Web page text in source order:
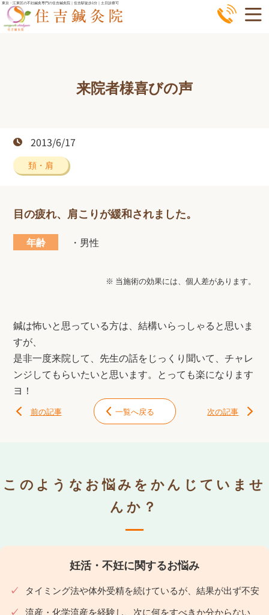
コ
ン
東京・江東区の不妊鍼灸専門の住吉鍼灸院｜住吉駅徒歩1分｜土日診療可
来院者様喜びの声
2013/6/17
頚・肩
目の疲れ、肩こりが緩和されました。
年齢 ・男性
※ 当施術の効果には、個人差があります。
鍼は怖いと思っている方は、結構いらっしゃると思いま
すが、
是非一度来院して、先生の話をじっくり聞いて、チャレ
ンジしてもらいたいと思います。とっても楽になります
ヨ！
前の記事 一覧へ戻る 次の記事
このようなお悩みをかんじていませ
んか？
妊活・不妊に関するお悩み
タイミング法や体外受精を続けているが、結果が出ず不安
流産・化学流産を経験し、次に何をすべきか分からない